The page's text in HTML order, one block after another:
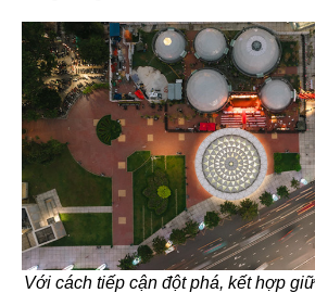
Với cách tiếp cận đột phá, kết hợp